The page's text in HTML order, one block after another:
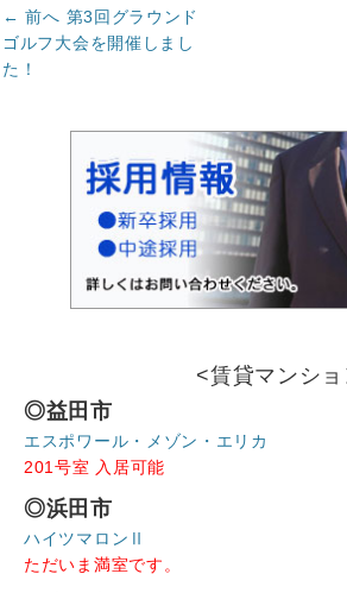
投
稿
ナ
← 前へ 前
の
第3回グラウンド
ゴルフ大会を開催しまし
た！
<賃貸マンシ
◎益田市
エスポワール・メゾン・エリカ
201号室 入居可能
◎浜田市
ハイツマロンⅡ
ただいま満室です。